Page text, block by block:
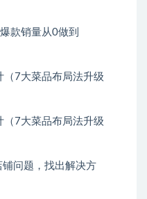
款销量从0做到
7大菜品布局法升级
7大菜品布局法升级
问题，找出解决方